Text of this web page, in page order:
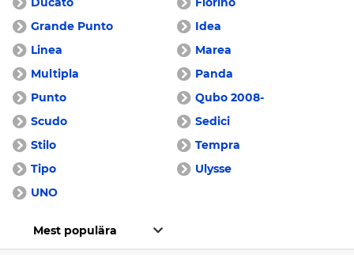
Grande Punto
Idea
Linea
Marea
Multipla
Panda
Punto
Qubo 2008-
Scudo
Sedici
Stilo
Tempra
Tipo
Ulysse
UNO